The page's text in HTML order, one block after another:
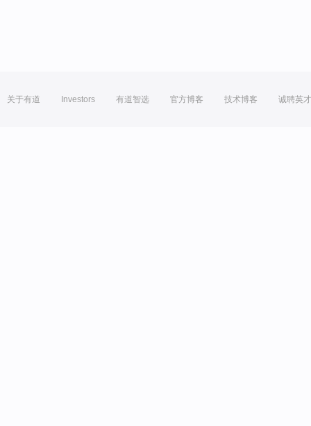
关于有道 Investors 有道智选 官方博客 技术博客 诚聘英才